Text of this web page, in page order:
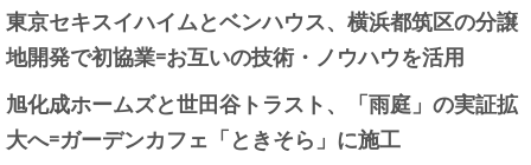
東京セキスイハイムとベンハウス、横浜都筑区の分譲
地開発で初協業=お互いの技術・ノウハウを活用
旭化成ホームズと世田谷トラスト、「雨庭」の実証拡
大へ=ガーデンカフェ「ときそら」に施工